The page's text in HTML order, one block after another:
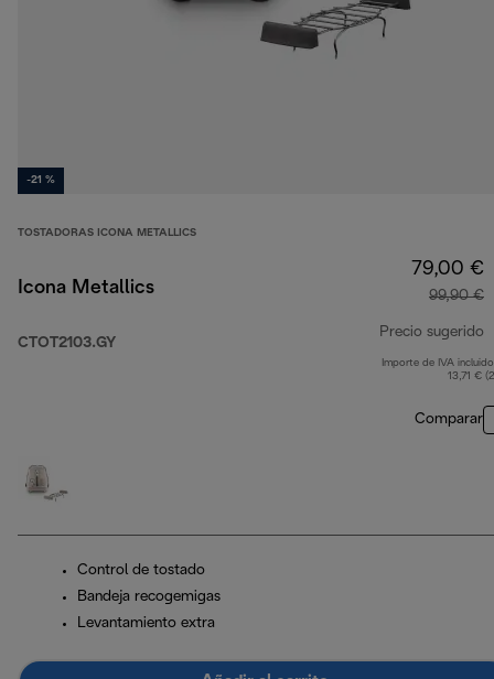
-21 %
TOSTADORAS ICONA METALLICS
Icona Metallics
CTOT2103.GY
79,00 €
99,90 €
Precio sugerido
Importe de IVA
13,71 €
Comparar
Control de tostado
Bandeja recogemigas
Levantamiento extra